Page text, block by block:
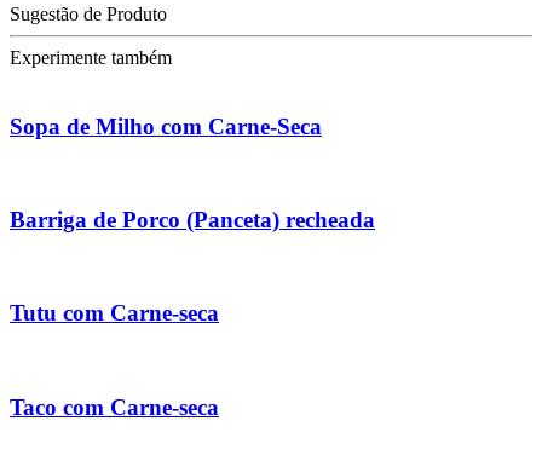
Sugestão de Produto
Experimente também
Sopa de Milho com Carne-Seca
Barriga de Porco (Panceta) recheada
Tutu com Carne-seca
Taco com Carne-seca